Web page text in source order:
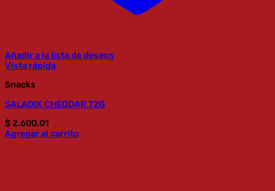
Añadir a la lista de deseos
Vista rápida
Snacks
SALADIX CHEDDAR 72G
$2.600,01
Agregar al carrito